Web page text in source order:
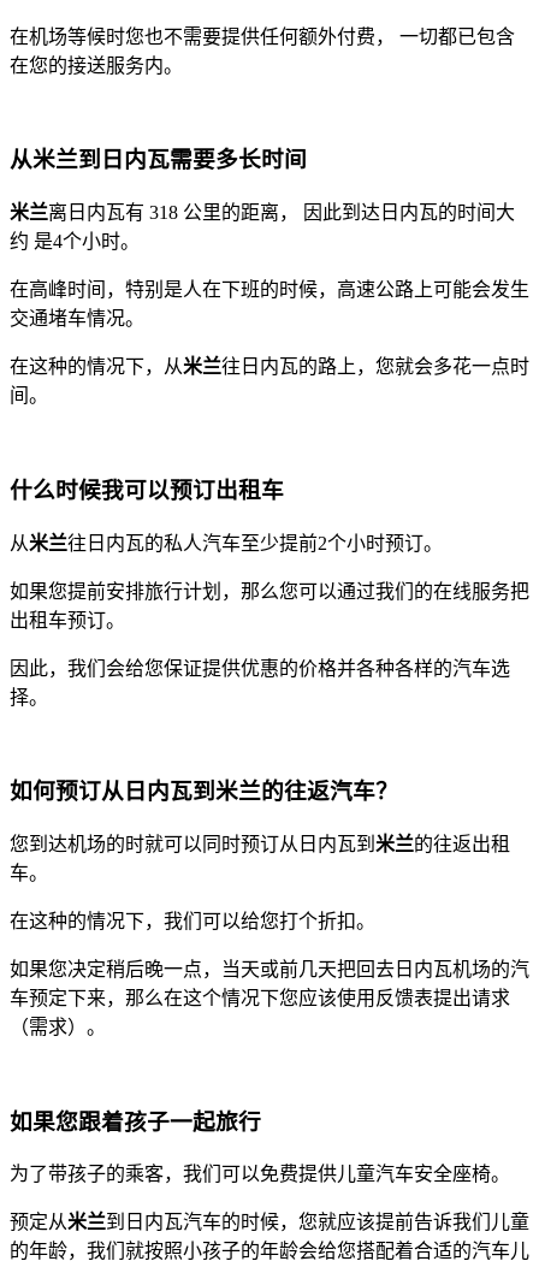
在机场等候时您也不需要提供任何额外付费， 一切都已包含
在您的接送服务内。
从米兰到日内瓦需要多长时间
米兰离日内瓦有 318 公里的距离， 因此到达日内瓦的时间大
约 是4个小时。
在高峰时间，特别是人在下班的时候，高速公路上可能会发生
交通堵车情况。
在这种的情况下，从米兰往日内瓦的路上，您就会多花一点时
间。
什么时候我可以预订出租车
从米兰往日内瓦的私人汽车至少提前2个小时预订。
如果您提前安排旅行计划，那么您可以通过我们的在线服务把
出租车预订。
因此，我们会给您保证提供优惠的价格并各种各样的汽车选
择。
如何预订从日内瓦到米兰的往返汽车？
您到达机场的时就可以同时预订从日内瓦到 米兰的往返出租
车。
在这种的情况下，我们可以给您打个折扣。
如果您决定稍后晚一点，当天或前几天把回去日内瓦机场的汽
车预定下来，那么在这个情况下您应该使用反馈表提出请求
（需求）。
如果您跟着孩子一起旅行
为了带孩子的乘客，我们可以免费提供儿童汽车安全座椅。
预定从米兰到日内瓦汽车的时候，您就应该提前告诉我们儿童
的年龄，我们就按照小孩子的年龄会给您搭配着合适的汽车儿